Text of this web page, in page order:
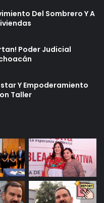
Del Sombrero Y A
Poder Judicial
Y Empoderamiento
Taller